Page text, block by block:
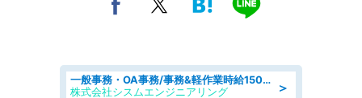
＞
一般事務・OA事務/事務&軽作業時給1500円土日祝休み各種社保完備
株式会社シスムエンジニアリング